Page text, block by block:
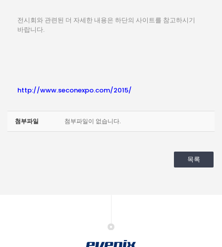
전시회와 관련된 더 자세한 내용은 하단의 사이트를 참고하시기
바랍니다.
http://www.seconexpo.com/2015/
첨부파일 첨부파일이 없습니다.
목록